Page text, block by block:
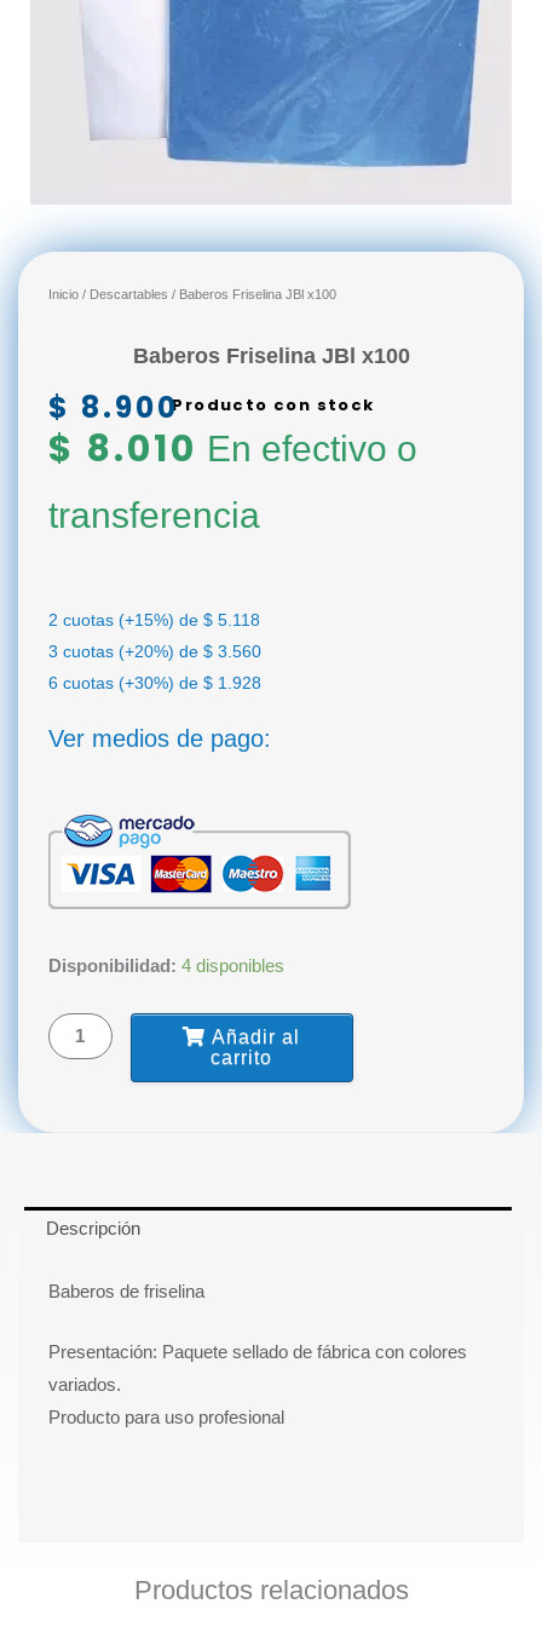
Inicio / Descartables / Baberos Friselina JBl x100
Baberos Friselina JBl x100
Producto con stock
$ 8.900
$ 8.010 En efectivo o
transferencia
2 cuotas (+15%) de $ 5.118
3 cuotas (+20%) de $ 3.560
6 cuotas (+30%) de $ 1.928
Ver medios de pago:
Disponibilidad: 4 disponibles
Baberos
JBl
x100
Añadir al
carrito
Descripción
Baberos de friselina
Presentación: Paquete sellado de fábrica con colores
variados.
Producto para uso profesional
Productos relacionados